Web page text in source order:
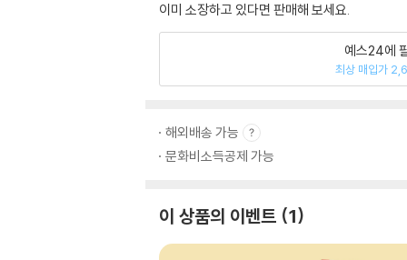
이미 소장하고 있다면 판매해 보세요.
예스24에
최상 매입가
해외배송 가능
문화비소득공제 가능
이 상품의 이벤트 1